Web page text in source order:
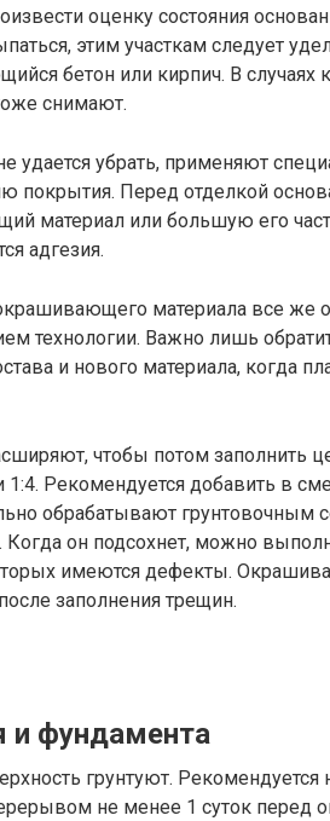
оценку состояния
этим участкам следует
бетон или кирпич. В случаях
снимают.
удается убрать, применяют
покрытия. Перед отделкой
материал или большую его
адгезия.
материала все же
технологии. Важно лишь
и нового материала, когда
чтобы потом заполнить
Рекомендуется добавить в
обрабатывают грунтовочным
он подсохнет, можно
имеются дефекты.
заполнения трещин.
и фундамента
грунтуют. Рекомендуется
не менее 1 суток перед